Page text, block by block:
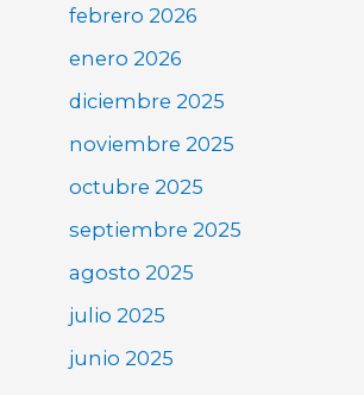
febrero 2026
enero 2026
diciembre 2025
noviembre 2025
octubre 2025
septiembre 2025
agosto 2025
julio 2025
junio 2025